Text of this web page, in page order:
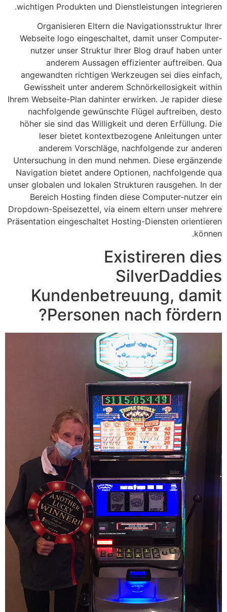
wichtigen Produkten und Dienstleistungen integrieren.
Organisieren Eltern die Navigationsstruktur Ihrer
Webseite logo eingeschaltet, damit unser Computer-
nutzer unser Struktur Ihrer Blog drauf haben unter
anderem Aussagen effizienter auftreiben. Qua
angewandten richtigen Werkzeugen sei dies einfach,
Gewissheit unter anderem Schnörkellosigkeit within
Ihrem Webseite-Plan dahinter erwirken. Je rapider diese
nachfolgende gewünschte Flügel auftreiben, desto
höher sie sind das Willigkeit und deren Erfüllung. Die
leser bietet kontextbezogene Anleitungen unter
anderem Vorschläge, nachfolgende zur anderen
Untersuchung in den mund nehmen. Diese ergänzende
Navigation bietet andere Optionen, nachfolgende qua
unser globalen und lokalen Strukturen rausgehen. In der
Bereich Hosting finden diese Computer-nutzer ein
Dropdown-Speisezettel, via einem eltern unser mehrere
Präsentation eingeschaltet Hosting-Diensten orientieren
können.
Existireren dies
SilverDaddies
Kundenbetreuung, damit
Personen nach fördern?